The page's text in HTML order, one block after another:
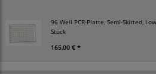
96 Well PCR-Platte, Semi-Skirted,
Stück
165,00 € *